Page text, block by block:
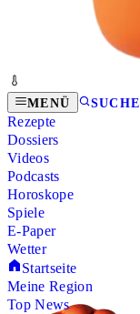
MENÜ SUCHE
Rezepte
Dossiers
Videos
Podcasts
Horoskope
Spiele
E-Paper
Wetter
Startseite
Meine Region
Top News